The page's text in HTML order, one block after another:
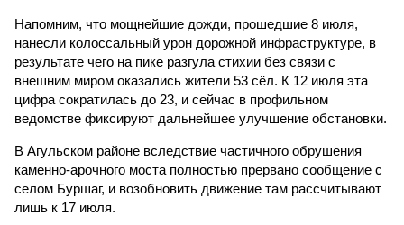
Напомним, что мощнейшие дожди, прошедшие 8 июля,
нанесли колоссальный урон дорожной инфраструктуре, в
результате чего на пике разгула стихии без связи с
внешним миром оказались жители 53 сёл. К 12 июля эта
цифра сократилась до 23, и сейчас в профильном
ведомстве фиксируют дальнейшее улучшение обстановки.
В Агульском районе вследствие частичного обрушения
каменно-арочного моста полностью прервано сообщение с
селом Буршаг, и возобновить движение там рассчитывают
лишь к 17 июля.